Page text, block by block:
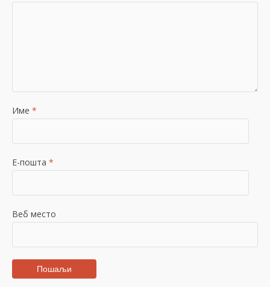
Име *
Е-пошта *
Веб место